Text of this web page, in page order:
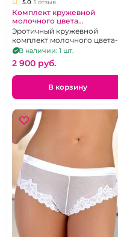
5.0 1 отзыв
Комплект кружевной
молочного цвета
бюстгалтер со стрепами и
трусики-слипы, размер 46-
48, бюст 80b
Эротичный кружевной
комплект молочного цвета-
бюстгалтер со стрепами и
трусики-слипы, р. 46-48,
бюст 80b
В наличии: 1 шт.
2 900 pуб.
В корзину